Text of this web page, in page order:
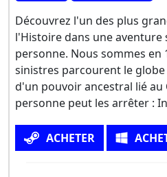
Découvrez l'un des plus
l'Histoire dans une aventure
personne. Nous sommes en
sinistres parcourent le
d'un pouvoir ancestral lié au
personne peut les arrêter :
ACHETER